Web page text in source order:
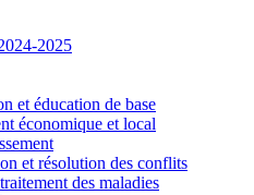
2025
et éducation de base
économique et local
et résolution des conflits
des maladies